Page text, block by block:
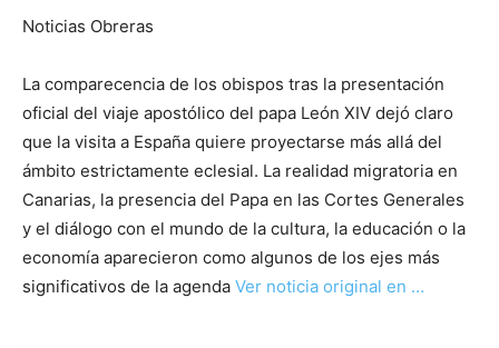
Noticias Obreras
La comparecencia de los obispos tras la presentación
oficial del viaje apostólico del papa León XIV dejó claro
que la visita a España quiere proyectarse más allá del
ámbito estrictamente eclesial. La realidad migratoria en
Canarias, la presencia del Papa en las Cortes Generales
y el diálogo con el mundo de la cultura, la educación o la
economía aparecieron como algunos de los ejes más
significativos de la agenda Ver noticia original en …